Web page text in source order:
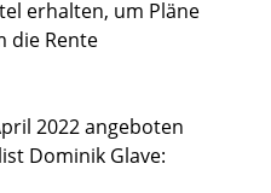
erhalten, um Pläne
die Rente
2022 angeboten
Dominik Glave: